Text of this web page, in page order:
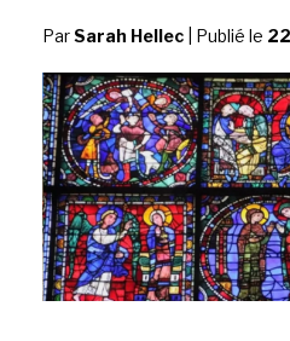
ParSarah Hellec Publié le